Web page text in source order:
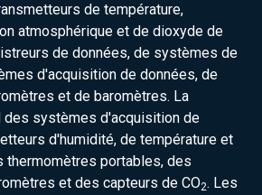
de température,
atmosphérique et de dioxyde de
de données, de systèmes de
d'acquisition de données, de
et de baromètres. La
des systèmes d'acquisition de
d'humidité, de température et
thermomètres portables, des
et des capteurs de CO2. Les